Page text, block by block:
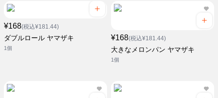
¥168(税込¥181.44)
ダブルロール ヤマザキ
1個
¥168(税込¥181.44)
大きなメロンパン ヤマザキ
1個